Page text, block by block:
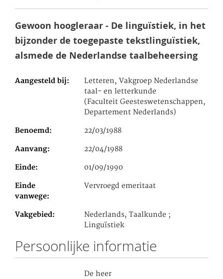
Gewoon hoogleraar - De linguïstiek, in het
bijzonder de toegepaste tekstlinguïstiek,
alsmede de Nederlandse taalbeheersing
Aangesteld bij
Letteren, Vakgroep Nederlandse
taal- en letterkunde
(Faculteit Geesteswetenschappen,
Departement Nederlands)
Benoemd 22/03/1988
Aanvang 22/04/1988
Einde 01/09/1990
Einde
vanwege
Vervroegd emeritaat
Vakgebied
Nederlands, Taalkunde ;
Linguïstiek
Persoonlijke informatie
De heer